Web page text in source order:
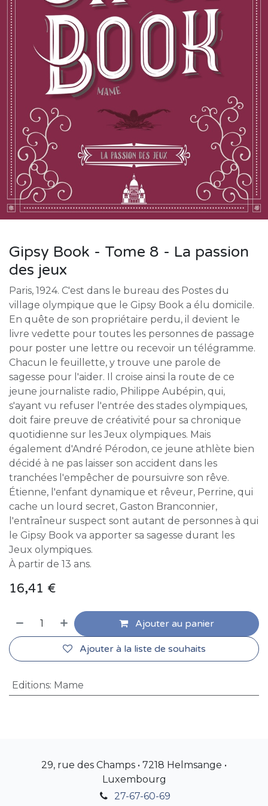
Gipsy Book - Tome 8 - La passion
des jeux
Paris, 1924. C'est dans le bureau des Postes du
village olympique que le Gipsy Book a élu domicile.
En quête de son propriétaire perdu, il devient le
livre vedette pour toutes les personnes de passage
pour poster une lettre ou recevoir un télégramme.
Chacun le feuillette, y trouve une parole de
sagesse pour l'aider. Il croise ainsi la route de ce
jeune journaliste radio, Philippe Aubépin, qui,
s'ayant vu refuser l'entrée des stades olympiques,
doit faire preuve de créativité pour sa chronique
quotidienne sur les Jeux olympiques. Mais
également d'André Pérodon, ce jeune athlète bien
décidé à ne pas laisser son accident dans les
tranchées l'empêcher de poursuivre son rêve.
Étienne, l'enfant dynamique et rêveur, Perrine, qui
cache un lourd secret, Gaston Branconnier,
l'entraîneur suspect sont autant de personnes à qui
le Gipsy Book va apporter sa sagesse durant les
Jeux olympiques.
À partir de 13 ans.
16,41 €
Ajouter au panier
Ajouter à la liste de souhaits
Editions: Mame
29, rue des Champs • 7218 Helmsange •
Luxembourg
27-67-60-69